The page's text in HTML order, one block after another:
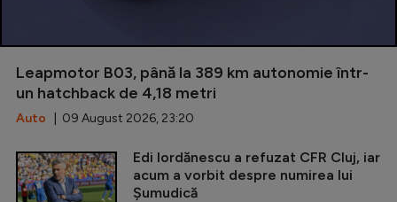
Leapmotor B03, până la 389 km autonomie într-
un hatchback de 4,18 metri
Auto | 09 August 2026, 23:20
Edi Iordănescu a refuzat CFR Cluj, iar
acum a vorbit despre numirea lui
Șumudică